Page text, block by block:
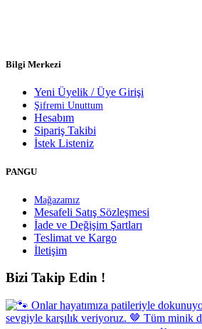
Bilgi Merkezi
Yeni Üyelik / Üye Girişi
Şifremi Unuttum
Hesabım
Sipariş Takibi
İstek Listeniz
PANGU
Mağazamız
Mesafeli Satış Sözleşmesi
İade ve Değişim Şartları
Teslimat ve Kargo
İletişim
Bizi Takip Edin !